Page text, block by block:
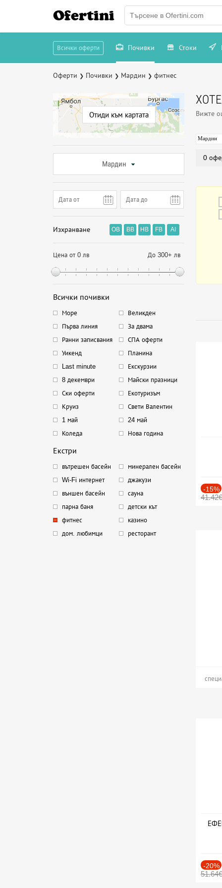
Ofertini
Всички оферти Почивки Стоки
Оферти ❯ Почивки ❯ Мардин ❯ фитнес
Отиди към картата
Мардин
Изхранване OB BB HB FB AI
Цена от 0 лв До 300+ лв
Всички почивки
Море
Великден
Първа линия
За двама
Ранни записвания
СПА оферти
Уикенд
Планина
Last minute
Екскурзии
8 декември
Майски празници
Ски оферти
Екотуризъм
Круиз
Свети Валентин
1 май
24 май
Коледа
Нова година
Екстри
вътрешен басейн
минерален басейн
Wi-Fi интернет
джакузи
външен басейн
сауна
парна баня
детски кът
фитнес
казино
дом. любимци
ресторант
Вижте
Мардин
0
-15%
41.42€
-20%
51.64€